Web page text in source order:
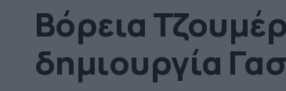
Βόρεια
δημιουργία